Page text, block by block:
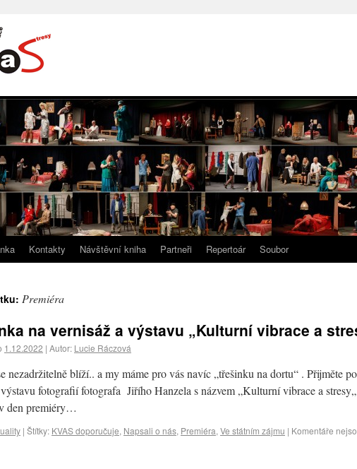
Kontakty Návštěvní kniha Partneři Repertoár Soubor
Premiéra
na vernisáž a výstavu „Kulturní vibrace a
1.12.2022 | Autor: Lucie Ráczová
nezadržitelně blíží.. a my máme pro vás navíc „třešinku na dortu“ . Přijměte
fotografií fotografa Jiřího Hanzela s názvem „Kulturní vibrace a
den premiéry…
| Štítky: KVAS doporučuje, Napsali o nás, Premiéra, Ve státním zájmu | Komentáře